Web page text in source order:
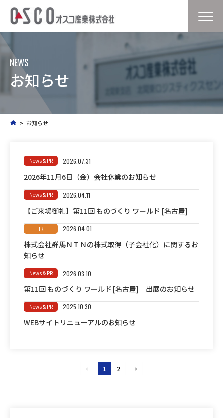
NEWS
お知らせ
> お知らせ
2026.07.31
2026年11月6日（金）会社休業のお知らせ
2026.04.11
【ご来場御礼】第11回 ものづくり ワールド [名古屋]
2026.04.01
株式会社群馬ＮＴＮの株式取得（子会社化）に関するお
知らせ
2026.03.10
第11回 ものづくり ワールド [名古屋] 出展のお知らせ
2025.10.30
WEBサイトリニューアルのお知らせ
← 1 2 →